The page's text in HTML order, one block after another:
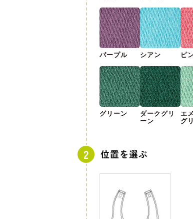
パープル シアン ピ
グリーン
ダークグリ
ーン
エ
グ
位置を選ぶ